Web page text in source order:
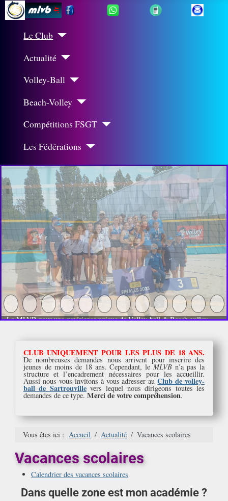
Le Club
Actualité
Volley-Ball
Beach-Volley
Compétitions FSGT
Les Fédérations
Le MLVB pour une expérience unique de Volley-ball & Beach-volley
CLUB UNIQUEMENT POUR LES PLUS DE 18 ANS.
De nombreuses demandes nous arrivent pour inscrire des
jeunes de moins de 18 ans. Cependant, leMLVB n’a pas la
structure et l’encadrement nécessaires pour les accueillir.
Aussi nous vous invitons à vous adresser au Club de volley-
ball de Sartrouville vers lequel nous dirigeons toutes les
demandes de ce type. Merci de votre compréhension.
Vous êtes ici : Accueil Actualité Vacances scolaires
Vacances scolaires
Calendrier des vacances scolaires
Dans quelle zone est mon académie ?